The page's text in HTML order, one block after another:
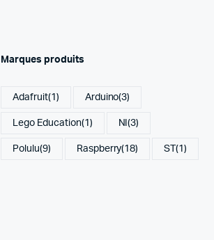
Marques produits
Adafruit(1) Arduino(3)
Lego Education(1) NI(3)
Polulu(9) Raspberry(18) ST(1)